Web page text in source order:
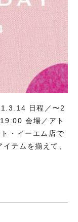
日程／〜2
会場／アト
・イーエム店で
テムを揃えて、